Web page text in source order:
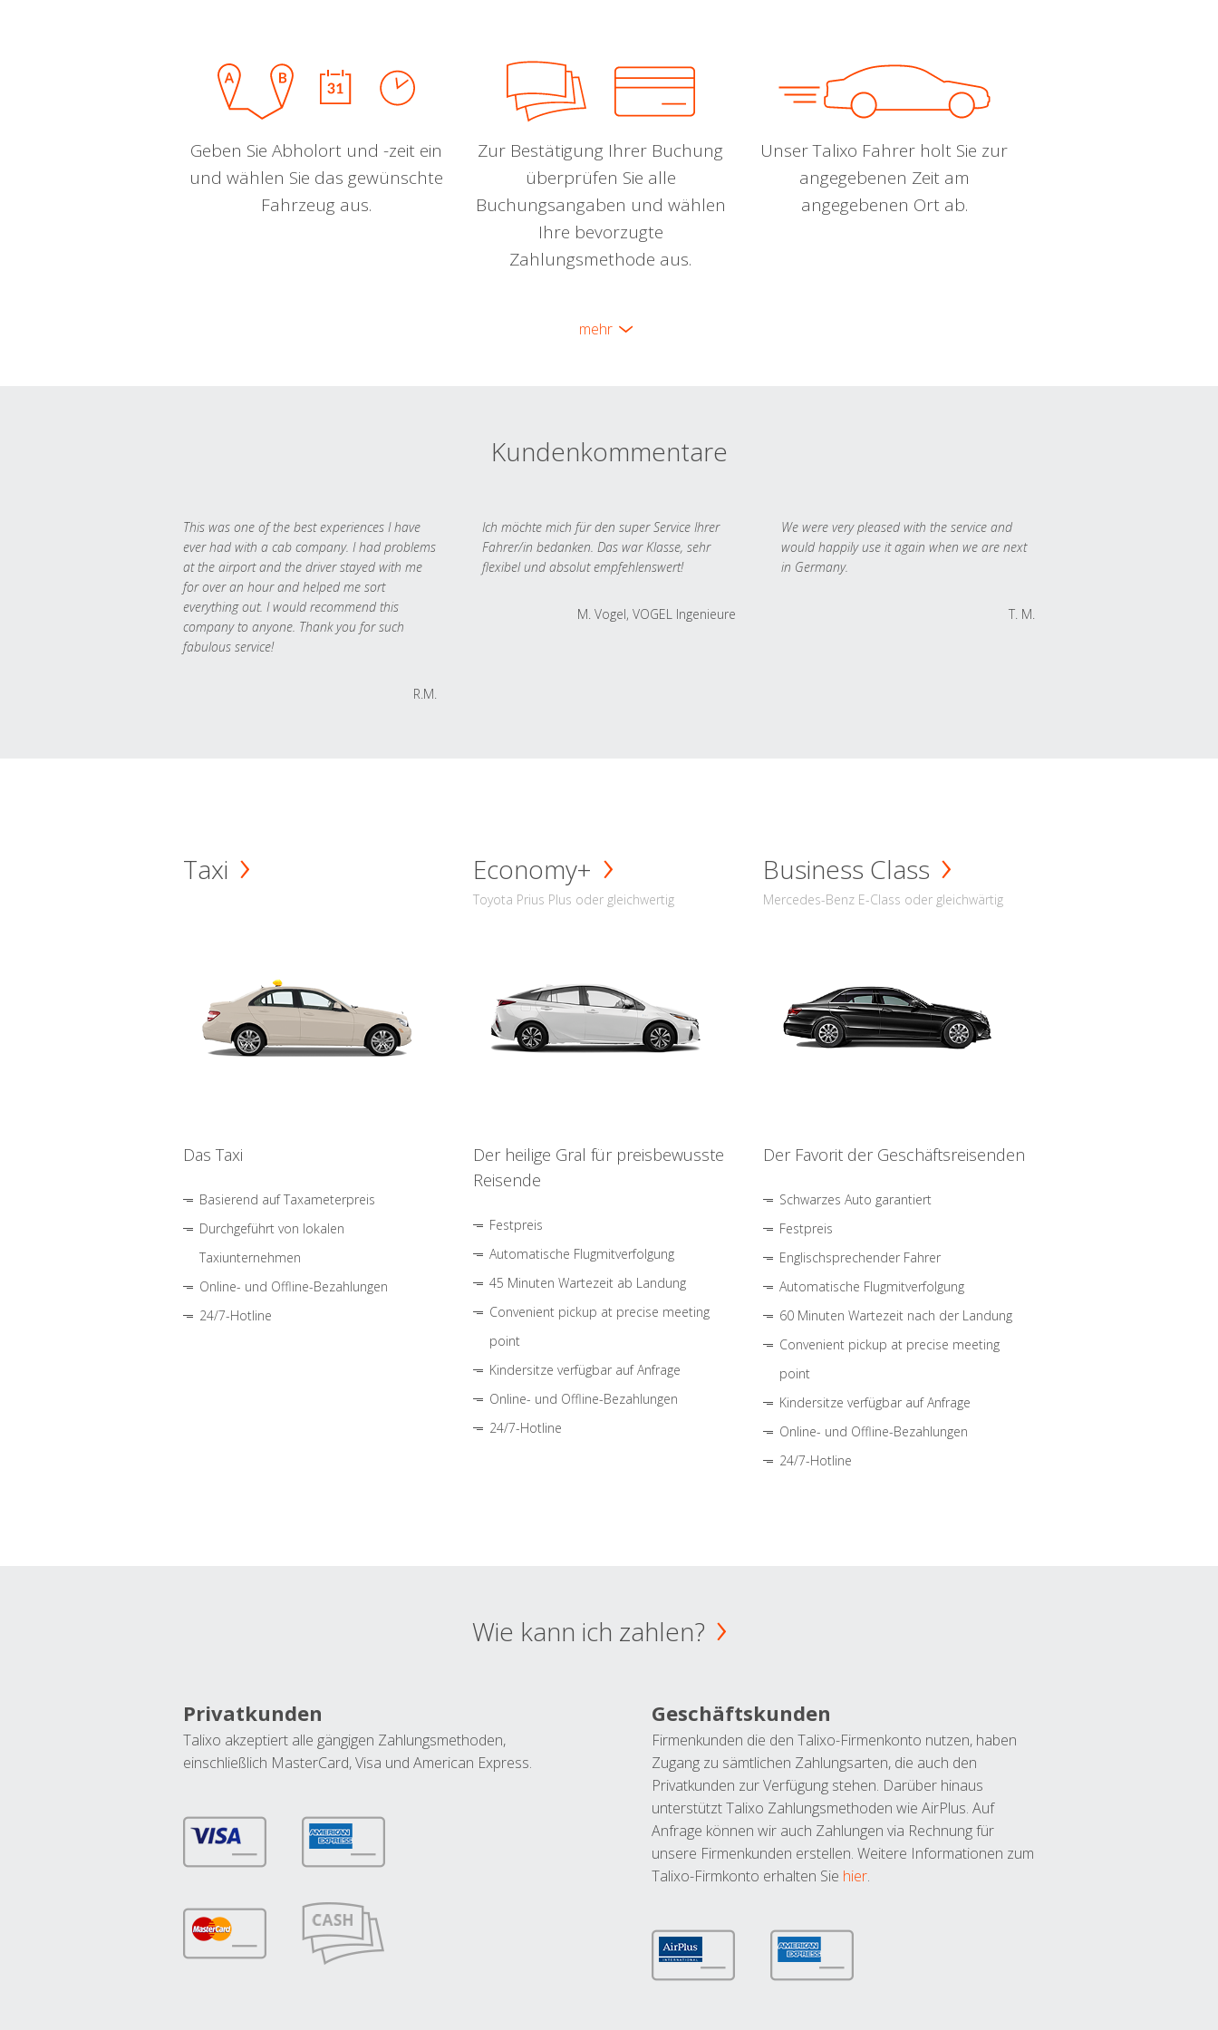
Geben Sie Abholort und -zeit ein
und wählen Sie das gewünschte
Fahrzeug aus.
Zur Bestätigung Ihrer Buchung
überprüfen Sie alle
Buchungsangaben und wählen
Ihre bevorzugte
Zahlungsmethode aus.
Unser Talixo Fahrer holt Sie zur
angegebenen Zeit am
angegebenen Ort ab.
mehr
Kundenkommentare
This was one of the best experiences I have
ever had with a cab company. I had problems
at the airport and the driver stayed with me
for over an hour and helped me sort
everything out. I would recommend this
company to anyone. Thank you for such
fabulous service!
R.M.
Ich möchte mich für den super Service Ihrer
Fahrer/in bedanken. Das war Klasse, sehr
flexibel und absolut empfehlenswert!
M. Vogel, VOGEL Ingenieure
We were very pleased with the service and
would happily use it again when we are next
in Germany.
T. M.
Taxi
Das Taxi
Basierend auf Taxameterpreis
Durchgeführt von lokalen
Taxiunternehmen
Online- und Offline-Bezahlungen
24/7-Hotline
Economy+
Toyota Prius Plus oder gleichwertig
Der heilige Gral für preisbewusste
Reisende
Festpreis
Automatische Flugmitverfolgung
45 Minuten Wartezeit ab Landung
Convenient pickup at precise meeting
point
Kindersitze verfügbar auf Anfrage
Online- und Offline-Bezahlungen
24/7-Hotline
Business Class
Mercedes-Benz E-Class oder gleichwärtig
Der Favorit der Geschäftsreisenden
Schwarzes Auto garantiert
Festpreis
Englischsprechender Fahrer
Automatische Flugmitverfolgung
60 Minuten Wartezeit nach der Landung
Convenient pickup at precise meeting
point
Kindersitze verfügbar auf Anfrage
Online- und Offline-Bezahlungen
24/7-Hotline
Wie kann ich zahlen?
Privatkunden
Talixo akzeptiert alle gängigen Zahlungsmethoden,
einschließlich MasterCard, Visa und American Express.
Geschäftskunden
Firmenkunden die den Talixo-Firmenkonto nutzen, haben
Zugang zu sämtlichen Zahlungsarten, die auch den
Privatkunden zur Verfügung stehen. Darüber hinaus
unterstützt Talixo Zahlungsmethoden wie AirPlus. Auf
Anfrage können wir auch Zahlungen via Rechnung für
unsere Firmenkunden erstellen. Weitere Informationen zum
Talixo-Firmkonto erhalten Sie hier.